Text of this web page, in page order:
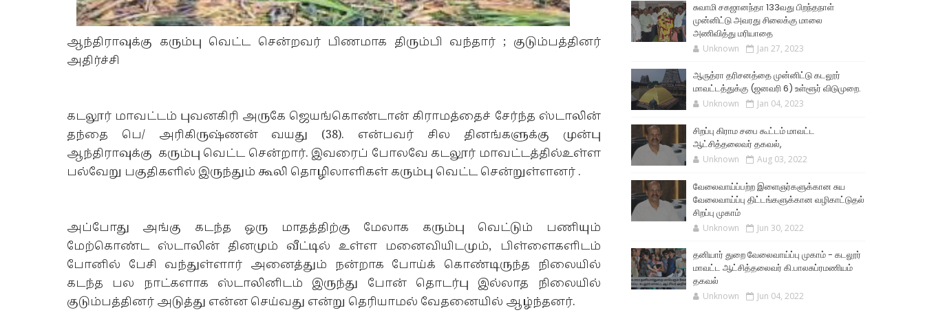
ஆந்திராவுக்கு கரும்பு வெட்ட சென்றவர் பிணமாக திரும்பி வந்தார் ; குடும்பத்தினர்
அதிர்ச்சி
கடலூர் மாவட்டம் புவனகிரி அருகே ஜெயங்கொண்டான் கிராமத்தைச் சேர்ந்த ஸ்டாலின்
தந்தை பெ/ அரிகிருஷ்ணன் வயது (38). என்பவர் சில தினங்களுக்கு முன்பு
ஆந்திராவுக்கு கரும்பு வெட்ட சென்றார். இவரைப் போலவே கடலூர் மாவட்டத்தில்உள்ள
பல்வேறு பகுதிகளில் இருந்தும் கூலி தொழிலாளிகள் கரும்பு வெட்ட சென்றுள்ளனர் .
அப்போது அங்கு கடந்த ஒரு மாதத்திற்கு மேலாக கரும்பு வெட்டும் பணியும்
மேற்கொண்ட ஸ்டாலின் தினமும் வீட்டில் உள்ள மனைவியிடமும், பிள்ளைகளிடம்
போனில் பேசி வந்துள்ளார் அனைத்தும் நன்றாக போய்க் கொண்டிருந்த நிலையில்
கடந்த பல நாட்களாக ஸ்டாலினிடம் இருந்து போன் தொடர்பு இல்லாத நிலையில்
குடும்பத்தினர் அடுத்து என்ன செய்வது என்று தெரியாமல் வேதனையில் ஆழ்ந்தனர்.
சுவாமி சகஜானந்தா 133வது பிறந்தநாள்
முன்னிட்டு அவரது சிலைக்கு மாலை
அணிவித்து மரியாதை
Unknown Jan 27, 2023
ஆருத்ரா தரிசனத்தை முன்னிட்டு கடலூர்
மாவட்டத்துக்கு (ஜனவரி 6) உள்ளூர் விடுமுறை.
Unknown Jan 04, 2023
சிறப்பு கிராம சபை கூட்டம் மாவட்ட
ஆட்சித்தலைவர் தகவல்,
Unknown Aug 03, 2022
வேலைவாய்ப்பற்ற இளைஞர்களுக்கான சுய
வேலைவாய்ப்பு திட்டங்களுக்கான வழிகாட்டுதல்
சிறப்பு முகாம்
Unknown Jun 30, 2022
தனியார் துறை வேலைவாய்ப்பு முகாம் - கடலூர்
மாவட்ட ஆட்சித்தலைவர் கி.பாலசுப்ரமணியம்
தகவல்
Unknown Jun 04, 2022